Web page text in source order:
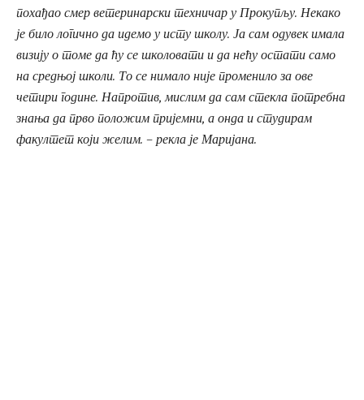
похађао смер ветеринарски техничар у Прокупљу. Некако
је било логично да идемо у исту школу. Ја сам одувек имала
визију о томе да ћу се школовати и да нећу остати само
на средњој школи. То се нимало није променило за ове
четири године. Напротив, мислим да сам стекла потребна
знања да прво положим пријемни, а онда и студирам
факултет који желим. – рекла је Маријана.